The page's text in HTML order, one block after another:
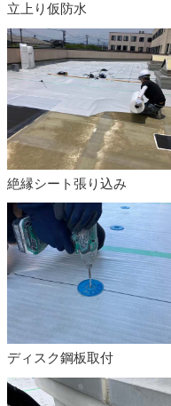
立上り仮防水
絶縁シート張り込み
ディスク鋼板取付